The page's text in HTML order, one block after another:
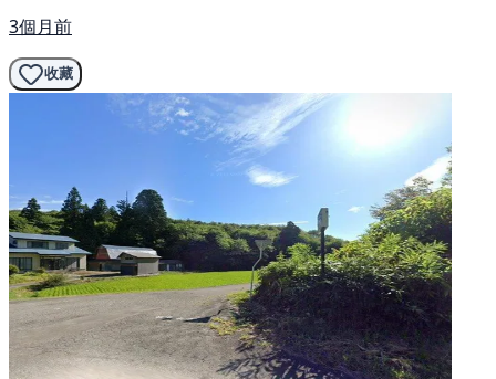
3個月前
收藏